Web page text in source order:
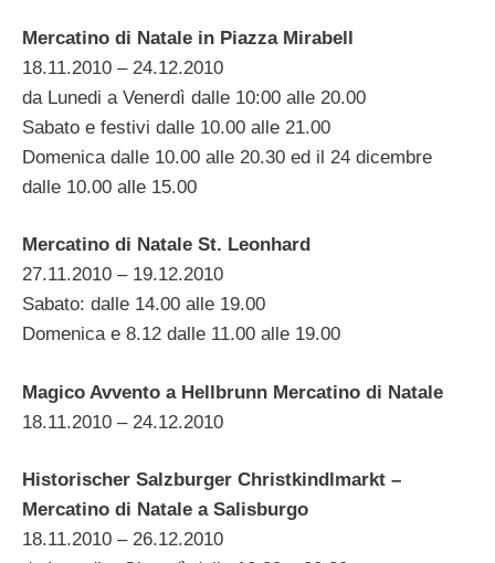
Mercatino di Natale in Piazza Mirabell
18.11.2010 – 24.12.2010
da Lunedi a Venerdì dalle 10:00 alle 20.00
Sabato e festivi dalle 10.00 alle 21.00
Domenica dalle 10.00 alle 20.30 ed il 24 dicembre
dalle 10.00 alle 15.00
Mercatino di Natale St. Leonhard
27.11.2010 – 19.12.2010
Sabato: dalle 14.00 alle 19.00
Domenica e 8.12 dalle 11.00 alle 19.00
Magico Avvento a Hellbrunn Mercatino di Natale
18.11.2010 – 24.12.2010
Historischer Salzburger Christkindlmarkt –
Mercatino di Natale a Salisburgo
18.11.2010 – 26.12.2010